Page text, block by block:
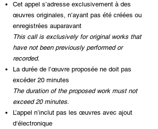
Cet appel s’adresse exclusivement à des
œuvres originales, n’ayant pas été créées ou
enregistrées auparavant
This call is exclusively for original works that
have not been previously performed or
recorded.
La durée de l’œuvre proposée ne doit pas
excéder 20 minutes
The duration of the proposed work must not
exceed 20 minutes.
L’appel n’inclut pas les œuvres avec ajout
d‘électronique